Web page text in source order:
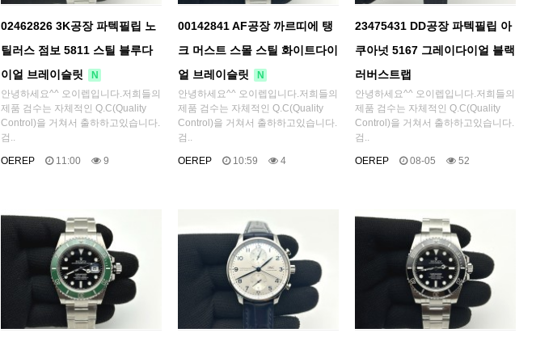
02462826 3K공장 파텍필립 노
틸러스 점보 5811 스틸 블루다
이얼 브레이슬릿
N
안녕하세요^^ 오이렙입니다.저희들의
제품 검수는 자체적인 Q.C(Quality
Control)을 거쳐서 출하하고있습니다.
검..
OEREP 11:00 9
00142841 AF공장 까르띠에 탱
크 머스트 스몰 스틸 화이트다이
얼 브레이슬릿
N
안녕하세요^^ 오이렙입니다.저희들의
제품 검수는 자체적인 Q.C(Quality
Control)을 거쳐서 출하하고있습니다.
검..
OEREP 10:59 4
23475431 DD공장 파텍필립 아
쿠아넛 5167 그레이다이얼 블랙
러버스트랩
안녕하세요^^ 오이렙입니다.저희들의
제품 검수는 자체적인 Q.C(Quality
Control)을 거쳐서 출하하고있습니다.
검..
OEREP 08-05 52